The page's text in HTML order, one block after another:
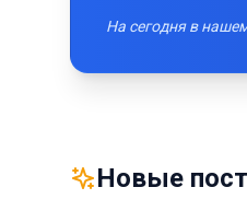
На сегодня в
Новые